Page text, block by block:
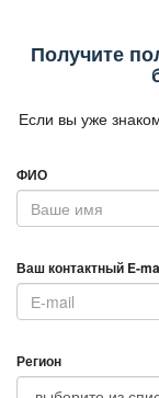
Получите
Если вы уже
ФИО
аш контактный E-
Регион